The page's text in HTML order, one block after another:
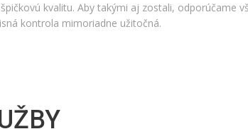
kvalitu. Aby takými aj zostali,
kontrola mimoriadne užitočná.